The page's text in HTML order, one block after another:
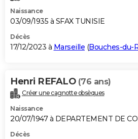
Naissance
03/09/1935 à SFAX TUNISIE
Décès
17/12/2023 à Marseille (Bouches-du-
Henri REFALO (76 ans)
Créer une cagnotte obsèques
Naissance
20/07/1947 à DEPARTEMENT DE
Décès